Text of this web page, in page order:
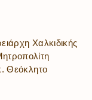
Χαλκιδικής
Θεόκλητο